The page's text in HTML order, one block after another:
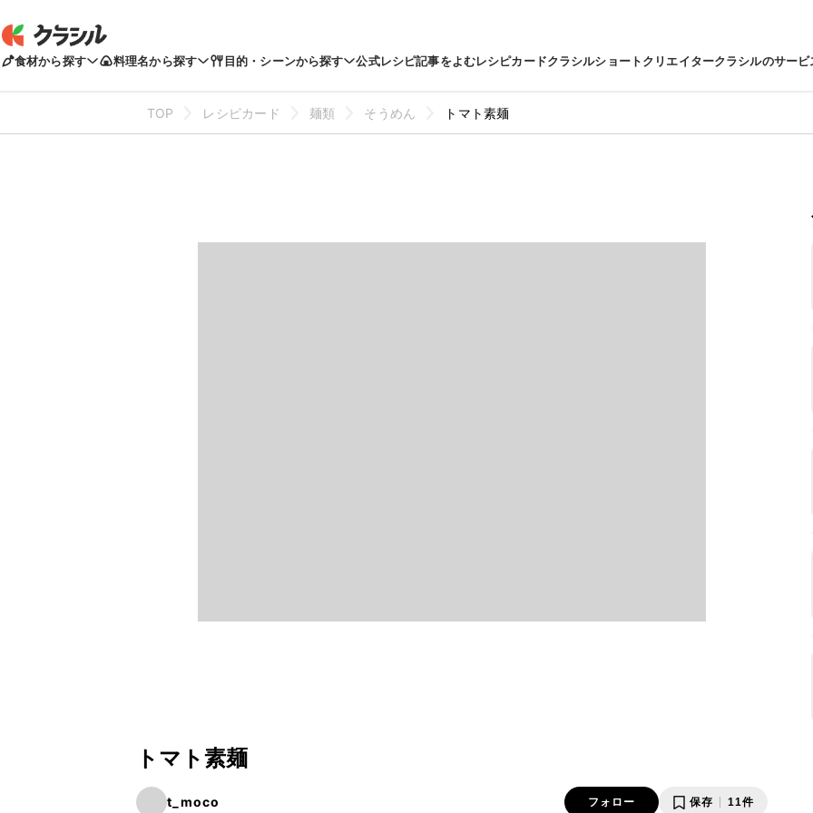
食材から探す 料理名から探す 目的・シーンから探す 公式レシピ記事をよむレシピカードクラシルショートクリエイタークラシルのサービ
TOP レシピカード 麺類 そうめん トマト素麺
トマト素麺
t_moco フォロー 保存 11件